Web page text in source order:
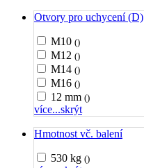
Otvory pro uchycení (D)
M10 ()
M12 ()
M14 ()
M16 ()
12 mm ()
více...skrýt
Hmotnost vč. balení
530 kg ()